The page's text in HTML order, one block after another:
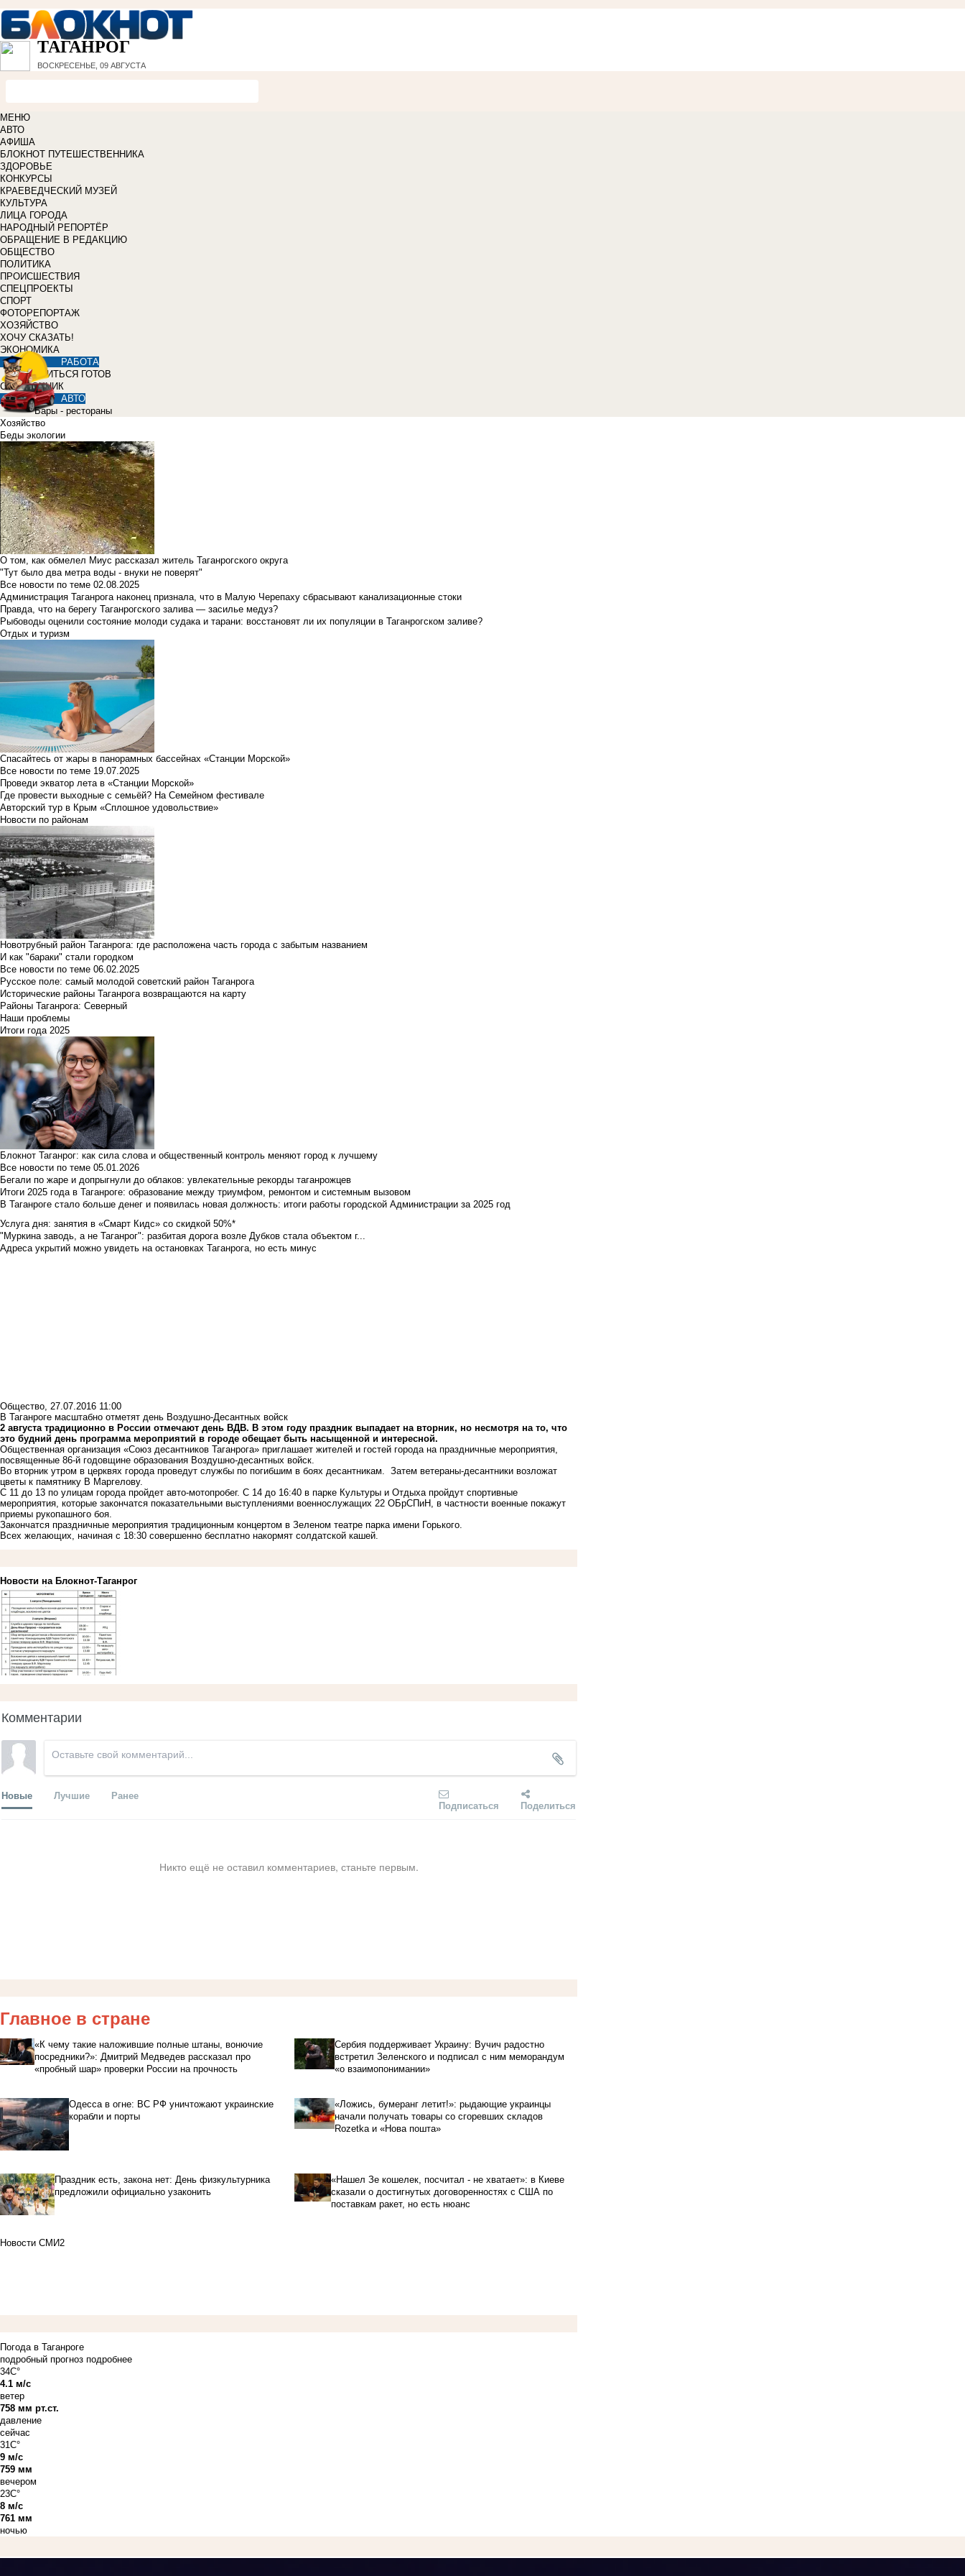
ТАГАНРОГ
ВОСКРЕСЕНЬЕ, 09 АВГУСТА
МЕНЮ
АВТО
АФИША
БЛОКНОТ ПУТЕШЕСТВЕННИКА
ЗДОРОВЬЕ
КОНКУРСЫ
КРАЕВЕДЧЕСКИЙ МУЗЕЙ
КУЛЬТУРА
ЛИЦА ГОРОДА
НАРОДНЫЙ РЕПОРТЁР
ОБРАЩЕНИЕ В РЕДАКЦИЮ
ОБЩЕСТВО
ПОЛИТИКА
ПРОИСШЕСТВИЯ
СПЕЦПРОЕКТЫ
СПОРТ
ФОТОРЕПОРТАЖ
ХОЗЯЙСТВО
ХОЧУ СКАЗАТЬ!
ЭКОНОМИКА
РАБОТА
УЧИТЬСЯ ГОТОВ
СПРАВОЧНИК
АВТО
Бары - рестораны
Хозяйство
Беды экологии
О том, как обмелел Миус рассказал житель Таганрогского округа
"Тут было два метра воды - внуки не поверят"
Все новости по теме 02.08.2025
Администрация Таганрога наконец признала, что в Малую Черепаху сбрасывают канализационные стоки
Правда, что на берегу Таганрогского залива — засилье медуз?
Рыбоводы оценили состояние молоди судака и тарани: восстановят ли их популяции в Таганрогском заливе?
Отдых и туризм
Спасайтесь от жары в панорамных бассейнах «Станции Морской»
Все новости по теме 19.07.2025
Проведи экватор лета в «Станции Морской»
Где провести выходные с семьёй? На Семейном фестивале
Авторский тур в Крым «Сплошное удовольствие»
Новости по районам
Новотрубный район Таганрога: где расположена часть города с забытым названием
И как "бараки" стали городком
Все новости по теме 06.02.2025
Русское поле: самый молодой советский район Таганрога
Исторические районы Таганрога возвращаются на карту
Районы Таганрога: Северный
Наши проблемы
Итоги года 2025
Блокнот Таганрог: как сила слова и общественный контроль меняют город к лучшему
Все новости по теме 05.01.2026
Бегали по жаре и допрыгнули до облаков: увлекательные рекорды таганрожцев
Итоги 2025 года в Таганроге: образование между триумфом, ремонтом и системным вызовом
В Таганроге стало больше денег и появилась новая должность: итоги работы городской Администрации за 2025 год
Услуга дня: занятия в «Смарт Кидс» со скидкой 50%*
"Муркина заводь, а не Таганрог": разбитая дорога возле Дубков стала объектом г...
Адреса укрытий можно увидеть на остановках Таганрога, но есть минус
Общество, 27.07.2016 11:00
В Таганроге масштабно отметят день Воздушно-Десантных войск
2 августа традиционно в России отмечают день ВДВ. В этом году праздник выпадает на вторник, но несмотря на то, что
это будний день программа мероприятий в городе обещает быть насыщенной и интересной.
Общественная организация «Союз десантников Таганрога» приглашает жителей и гостей города на праздничные мероприятия,
посвященные 86-й годовщине образования Воздушно-десантных войск.
Во вторник утром в церквях города проведут службы по погибшим в боях десантникам. Затем ветераны-десантники возложат
цветы к памятнику В Маргелову.
С 11 до 13 по улицам города пройдет авто-мотопробег. С 14 до 16:40 в парке Культуры и Отдыха пройдут спортивные
мероприятия, которые закончатся показательными выступлениями военнослужащих 22 ОБрСПиН, в частности военные покажут
приемы рукопашного боя.
Закончатся праздничные мероприятия традиционным концертом в Зеленом театре парка имени Горького.
Всех желающих, начиная с 18:30 совершенно бесплатно накормят солдатской кашей.
Новости на Блoкнoт-Таганрог
Комментарии
Новые Лучшие Ранее
Подписаться Поделиться
Никто ещё не оставил комментариев, станьте первым.
Главное в стране
«К чему такие наложившие полные штаны, вонючие
посредники?»: Дмитрий Медведев рассказал про
«пробный шар» проверки России на прочность
Сербия поддерживает Украину: Вучич радостно
встретил Зеленского и подписал с ним меморандум
«о взаимопонимании»
Одесса в огне: ВС РФ уничтожают украинские
корабли и порты
«Ложись, бумеранг летит!»: рыдающие украинцы
начали получать товары со сгоревших складов
Rozetka и «Нова пошта»
Праздник есть, закона нет: День физкультурника
предложили официально узаконить
«Нашел Зе кошелек, посчитал - не хватает»: в Киеве
сказали о достигнутых договоренностях с США по
поставкам ракет, но есть нюанс
Новости СМИ2
Погода в Таганроге
подробный прогноз подробнее
34C°
4.1 м/с
ветер
758 мм рт.ст.
давление
сейчас
31C°
9 м/с
759 мм
вечером
23C°
8 м/с
761 мм
ночью